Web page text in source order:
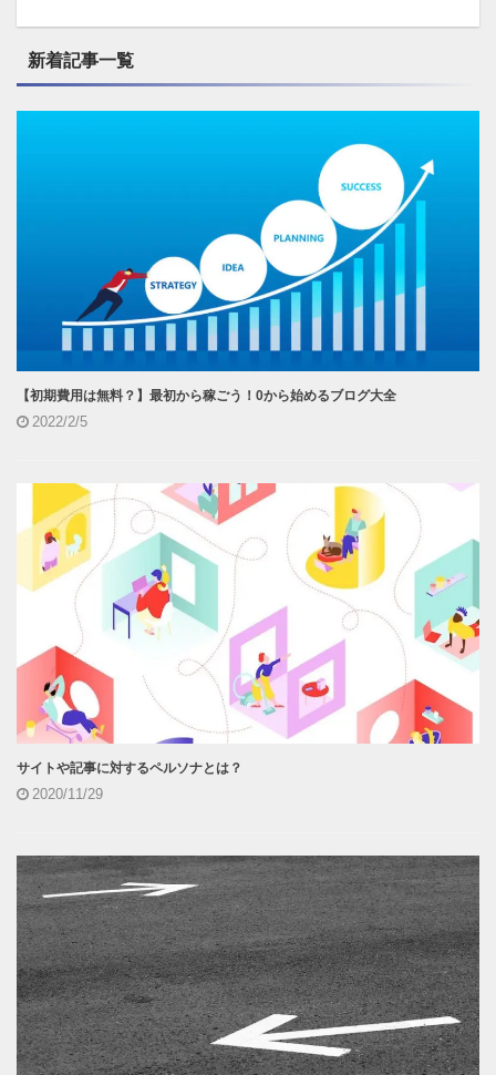
新着記事一覧
【初期費用は無料？】最初から稼ごう！0から始めるブログ大全
2022/2/5
サイトや記事に対するペルソナとは？
2020/11/29